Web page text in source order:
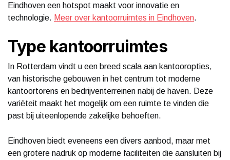
Eindhoven een hotspot maakt voor innovatie en
technologie. Meer over kantoorruimtes in Eindhoven.
Type kantoorruimtes
In Rotterdam vindt u een breed scala aan kantooropties,
van historische gebouwen in het centrum tot moderne
kantoortorens en bedrijventerreinen nabij de haven. Deze
variëteit maakt het mogelijk om een ruimte te vinden die
past bij uiteenlopende zakelijke behoeften.
Eindhoven biedt eveneens een divers aanbod, maar met
een grotere nadruk op moderne faciliteiten die aansluiten bij